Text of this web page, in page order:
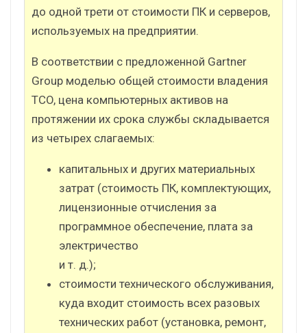
до одной трети от стоимости ПК и серверов,
используемых на предприятии.
В соответствии с предложенной Gartner
Group моделью общей стоимости владения
TCO, цена компьютерных активов на
протяжении их срока службы складывается
из четырех слагаемых:
капитальных и других материальных
затрат (стоимость ПК, комплектующих,
лицензионные отчисления за
программное обеспечение, плата за
электричество
и т. д.);
стоимости технического обслуживания,
куда входит стоимость всех разовых
технических работ (установка, ремонт,